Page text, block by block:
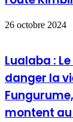
26 octobre 2024
Lualaba :
danger la
montent